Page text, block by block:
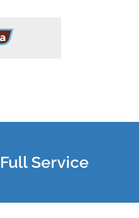
Full Service